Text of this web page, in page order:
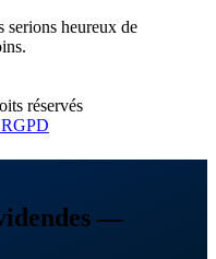
heureux de
réservés
—